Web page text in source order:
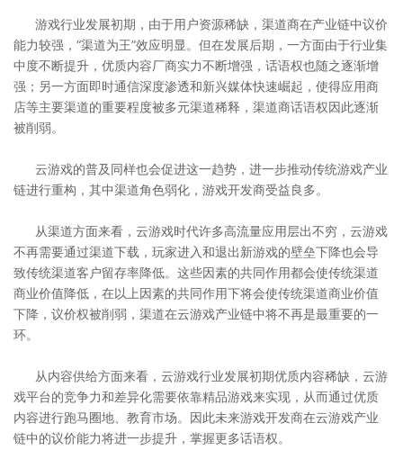
游戏行业发展初期，由于用户资源稀缺，渠道商在产业链中议价
能力较强，“渠道为王”效应明显。但在发展后期，一方面由于行业集
中度不断提升，优质内容厂商实力不断增强，话语权也随之逐渐增
强；另一方面即时通信深度渗透和新兴媒体快速崛起，使得应用商
店等主要渠道的重要程度被多元渠道稀释，渠道商话语权因此逐渐
被削弱。
云游戏的普及同样也会促进这一趋势，进一步推动传统游戏产业
链进行重构，其中渠道角色弱化，游戏开发商受益良多。
从渠道方面来看，云游戏时代许多高流量应用层出不穷，云游戏
不再需要通过渠道下载，玩家进入和退出新游戏的壁垒下降也会导
致传统渠道客户留存率降低。这些因素的共同作用都会使传统渠道
商业价值降低，在以上因素的共同作用下将会使传统渠道商业价值
下降，议价权被削弱，渠道在云游戏产业链中将不再是最重要的一
环。
从内容供给方面来看，云游戏行业发展初期优质内容稀缺，云游
戏平台的竞争力和差异化需要依靠精品游戏来实现，从而通过优质
内容进行跑马圈地、教育市场。因此未来游戏开发商在云游戏产业
链中的议价能力将进一步提升，掌握更多话语权。